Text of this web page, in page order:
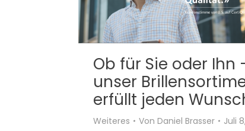
Ob für Sie oder Ihn
unser
erfüllt jeden
Weiteres Von Daniel Brasser Juli